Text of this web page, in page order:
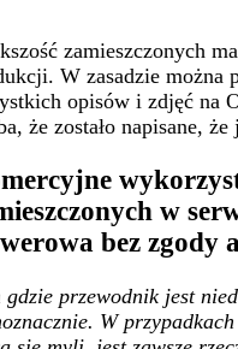
zamieszczonych
W zasadzie można
opisów i zdjęć na
że zostało napisane,
w
bez zgody
gdzie przewodnik jest
W